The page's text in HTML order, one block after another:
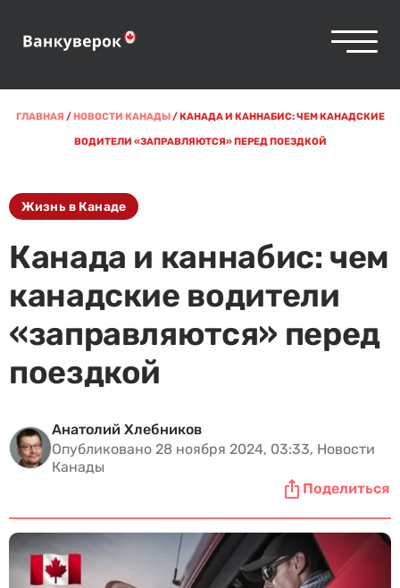
ГЛАВНАЯ /НОВОСТИ КАНАДЫ/КАНАДА И КАННАБИС: ЧЕМ КАНАДСКИЕ
ВОДИТЕЛИ «ЗАПРАВЛЯЮТСЯ» ПЕРЕД ПОЕЗДКОЙ
Жизнь в Канаде
Канада и каннабис: чем
канадские водители
«заправляются» перед
поездкой
Анатолий Хлебников
Опубликовано 28 ноября 2024, 03:33, Новости
Канады
Поделиться